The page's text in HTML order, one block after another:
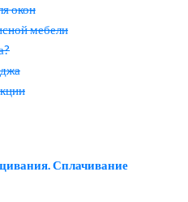
окон
мебели
Сплачивание